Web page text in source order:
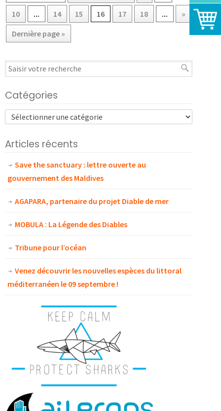
10
... 14 15 16 17 18 ...
»
Dernière page »
Catégories
Articles récents
Save the sanctuary : lettre ouverte au
gouvernement des Maldives
AGAPARA, partenaire du projet Diable de mer
MOBULA : La Légende des Diables
Tribune pour l’océan
Venez découvrir les nouvelles espèces du littoral
méditerranéen le 09 septembre !